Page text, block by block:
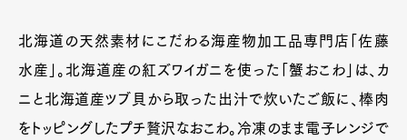
北海道の天然素材にこだわる海産物加工品専門店「佐藤
水産」。北海道産の紅ズワイガニを使った「蟹おこわ」は、カ
ニと北海道産ツブ貝から取った出汁で炊いたご飯に、棒肉
をトッピングしたプチ贅沢なおこわ。冷凍のまま電子レンジで